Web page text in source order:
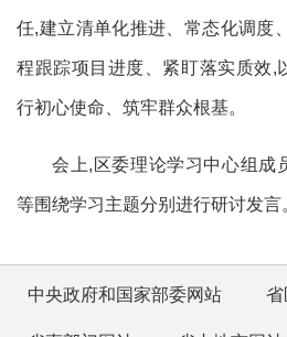
任,建立清单化推进、常态化调度
程跟踪项目进度、紧盯落实质效,
行初心使命、筑牢群众根基。
会上,区委理论学习中心组成
等围绕学习主题分别进行研讨发言
中央政府和国家部委网站 省